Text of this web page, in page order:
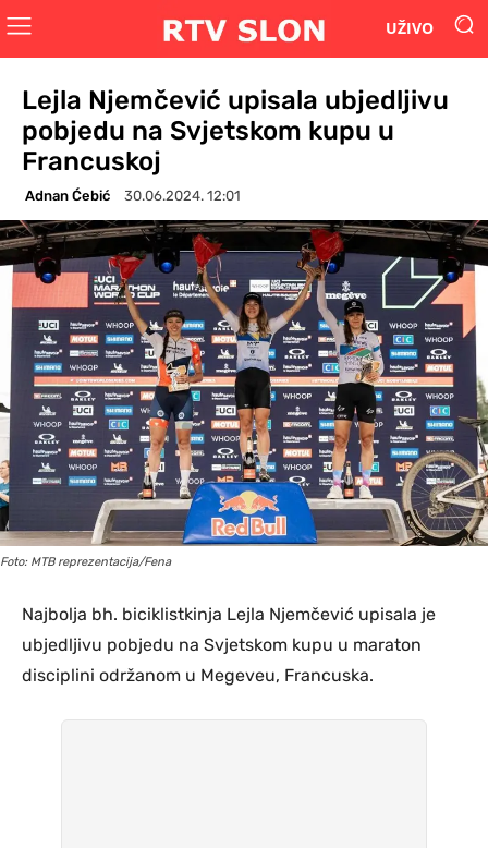
UŽIVO
Lejla Njemčević upisala ubjedljivu
pobjedu na Svjetskom kupu u
Francuskoj
Adnan Ćebić 30.06.2024. 12:01
Foto: MTB reprezentacija/Fena
Najbolja bh. biciklistkinja Lejla Njemčević upisala je
ubjedljivu pobjedu na Svjetskom kupu u maraton
disciplini održanom u Megeveu, Francuska.